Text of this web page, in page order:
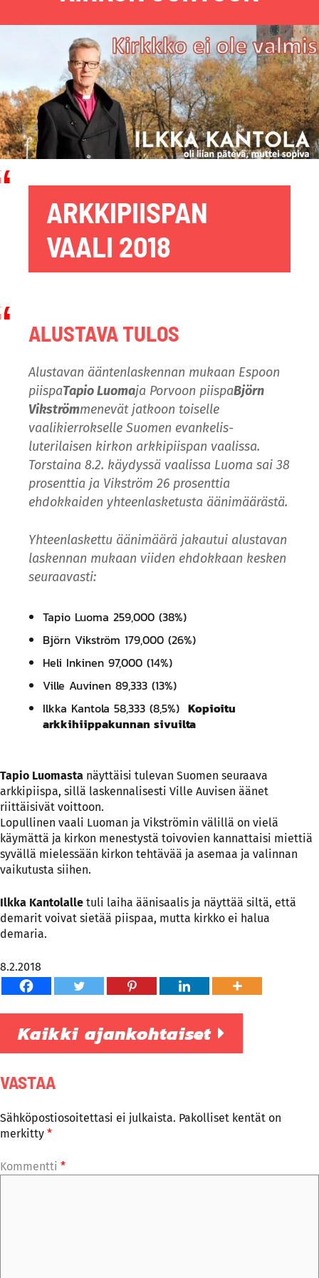
ARKKIPIISPAN
VAALI 2018
ALUSTAVA TULOS
Alustavan ääntenlaskennan mukaan Espoon
piispaTapio Luomaja Porvoon piispaBjörn
Vikströmmenevät jatkoon toiselle
vaalikierrokselle Suomen evankelis-
luterilaisen kirkon arkkipiispan vaalissa.
Torstaina 8.2. käydyssä vaalissa Luoma sai 38
prosenttia ja Vikström 26 prosenttia
ehdokkaiden yhteenlasketusta äänimäärästä.
Yhteenlaskettu äänimäärä jakautui alustavan
laskennan mukaan viiden ehdokkaan kesken
seuraavasti:
Tapio Luoma 259,000 (38%)
Björn Vikström 179,000 (26%)
Heli Inkinen 97,000 (14%)
Ville Auvinen 89,333 (13%)
Ilkka Kantola 58,333 (8,5%) Kopioitu
arkkihiippakunnan sivuilta
Tapio Luomasta näyttäisi tulevan Suomen seuraava
arkkipiispa, sillä laskennalisesti Ville Auvisen äänet
riittäisivät voittoon.
Lopullinen vaali Luoman ja Vikströmin välillä on vielä
käymättä ja kirkon menestystä toivovien kannattaisi miettiä
syvällä mielessään kirkon tehtävää ja asemaa ja valinnan
vaikutusta siihen.
Ilkka Kantolalle tuli laiha äänisaalis ja näyttää siltä, että
demarit voivat sietää piispaa, mutta kirkko ei halua
demaria.
8.2.2018
Kaikki ajankohtaiset
VASTAA
Sähköpostiosoitettasi ei julkaista. Pakolliset kentät on
merkitty *
Kommentti *